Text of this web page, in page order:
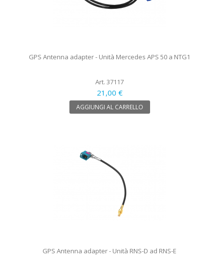
GPS Antenna adapter - Unità Mercedes APS 50 a NTG1
Art. 37117
21,00 €
AGGIUNGI AL CARRELLO
GPS Antenna adapter - Unità RNS-D ad RNS-E